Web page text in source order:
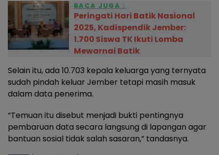
BACA JUGA :
Peringati Hari Batik Nasional
2025, Kadispendik Jember:
1.700 Siswa TK Ikuti Lomba
Mewarnai Batik
Selain itu, ada 10.703 kepala keluarga yang ternyata
sudah pindah keluar Jember tetapi masih masuk
dalam data penerima.
“Temuan itu disebut menjadi bukti pentingnya
pembaruan data secara langsung di lapangan agar
bantuan sosial tidak salah sasaran,” tandasnya.